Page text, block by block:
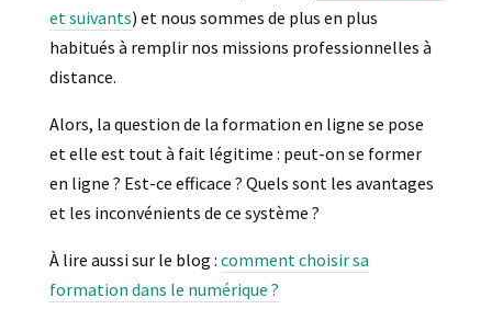
et suivants) et nous sommes de plus en plus
habitués à remplir nos missions professionnelles à
distance.
Alors, la question de la formation en ligne se pose
et elle est tout à fait légitime : peut-on se former
en ligne ? Est-ce efficace ? Quels sont les avantages
et les inconvénients de ce système ?
À lire aussi sur le blog : comment choisir sa
formation dans le numérique ?